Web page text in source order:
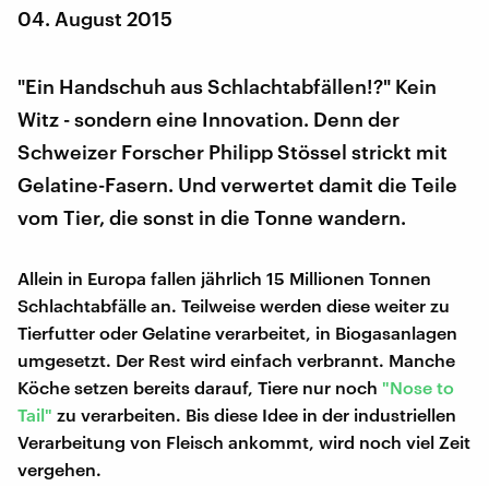
04. August 2015
"Ein Handschuh aus Schlachtabfällen!?" Kein
Witz - sondern eine Innovation. Denn der
Schweizer Forscher Philipp Stössel strickt mit
Gelatine-Fasern. Und verwertet damit die Teile
vom Tier, die sonst in die Tonne wandern.
Allein in Europa fallen jährlich 15 Millionen Tonnen
Schlachtabfälle an. Teilweise werden diese weiter zu
Tierfutter oder Gelatine verarbeitet, in Biogasanlagen
umgesetzt. Der Rest wird einfach verbrannt. Manche
Köche setzen bereits darauf, Tiere nur noch "Nose to
Tail" zu verarbeiten. Bis diese Idee in der industriellen
Verarbeitung von Fleisch ankommt, wird noch viel Zeit
vergehen.